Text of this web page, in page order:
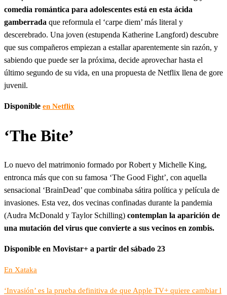
comedia romántica para adolescentes está en esta ácida
gamberrada que reformula el ‘carpe diem’ más literal y
descerebrado. Una joven (estupenda Katherine Langford) descubre
que sus compañeros empiezan a estallar aparentemente sin razón, y
sabiendo que puede ser la próxima, decide aprovechar hasta el
último segundo de su vida, en una propuesta de Netflix llena de gore
juvenil.
Disponible en Netflix
‘The Bite’
Lo nuevo del matrimonio formado por Robert y Michelle King,
entronca más que con su famosa ‘The Good Fight’, con aquella
sensacional ‘BrainDead’ que combinaba sátira política y película de
invasiones. Esta vez, dos vecinas confinadas durante la pandemia
(Audra McDonald y Taylor Schilling) contemplan la aparición de
una mutación del virus que convierte a sus vecinos en zombis.
Disponible en Movistar+ a partir del sábado 23
En Xataka
‘Invasión’ es la prueba definitiva de que Apple TV+ quiere cambiar l